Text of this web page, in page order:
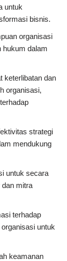
untuk
bisnis.
organisasi
hukum dalam
keterlibatan dan
organisasi,
strategi
mendukung
untuk secara
dan mitra
terhadap
untuk
keamanan